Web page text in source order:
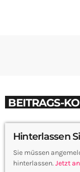
BEITRAGS-
Hinterlassen
Sie müssen
hinterlassen. Jetzt